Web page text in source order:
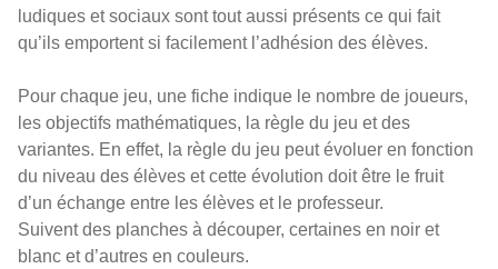
ludiques et sociaux sont tout aussi présents ce qui fait
qu’ils emportent si facilement l’adhésion des élèves.
Pour chaque jeu, une fiche indique le nombre de joueurs,
les objectifs mathématiques, la règle du jeu et des
variantes. En effet, la règle du jeu peut évoluer en fonction
du niveau des élèves et cette évolution doit être le fruit
d’un échange entre les élèves et le professeur.
Suivent des planches à découper, certaines en noir et
blanc et d’autres en couleurs.